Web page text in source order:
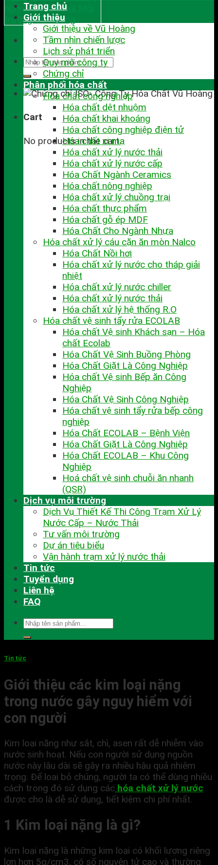
Cart
No products in the cart.
Trang chủ
Giới thiệu
Giới thiệu về Vũ Hoàng
Tầm nhìn chiến lược
Lịch sử phát triển
Quy mô công ty
Chứng chỉ
Phân phối hóa chất
Hóa chất công nghiệp
Hóa chất dệt nhuộm
Hóa chất khai khoáng
Hóa chất công nghiệp điện tử
Hóa chất xi mạ
Hóa chất xử lý nước thải
Hóa chất xử lý nước cấp
Hóa Chất Ngành Ceramics
Hóa chất nông nghiệp
Hóa chất xử lý chuồng trại
Hóa chất thực phẩm
Hóa chất gỗ ép MDF
Hóa Chất Cho Ngành Nhựa
Hóa chất xử lý cáu cặn ăn mòn Nalco
Hóa Chất Nồi hơi
Hóa chất xử lý nước cho tháp giải
nhiệt
Hóa chất xử lý nước chiller
Hóa chất xử lý nước thải
Hóa chất xử lý hệ thống R.O
Hóa chất vệ sinh tẩy rửa ECOLAB
Hóa chất Vệ sinh Khách sạn – Hóa
chất Ecolab
Hóa Chất Vệ Sinh Buồng Phòng
Hóa Chất Giặt Là Công Nghiệp
Hóa chất Vệ sinh Bếp ăn Công
Nghiệp
Hóa Chất Vệ Sinh Công Nghiệp
Hóa chất vệ sinh tẩy rửa bếp công
nghiệp
Hóa Chất ECOLAB – Bệnh Viện
Hóa Chất Giặt Là Công Nghiệp
Hóa Chất ECOLAB – Khu Công
Nghiệp
Hoá chất vệ sinh chuỗi ăn nhanh
(QSR)
Dịch vụ môi trường
Dịch Vụ Thiết Kế Thi Công Trạm Xử Lý
Nước Cấp – Nước Thải
Tư vấn môi trường
Dự án tiêu biểu
Vận hành trạm xử lý nước thải
Tin tức
Tuyển dụng
Liên hệ
FAQ
Tin tức
Giới thiệu các kim loại nặng
trong nước gây nguy hiểm với
con người
Kim loại nặng như sắt, chì, asen rất dễ nhiễm vào
nước sinh hoạt. Nếu con người sử dụng nguồn
nước này lâu dài sẽ gây ra nhiều hậu quả nhiêm
trọng. Để loại bỏ chúng, người ta có thể dùng nhiều
cách trong đó sử dụng các hóa chất xử lý nước
được cho là dễ sử dụng, tiết kiệm chi phí nhất.
1 Kim loại nặng là gì?
Kim loại nặng là những kim loại có khối lượng riêng
lơn hơn 5g/cm3, có số nguyên tử cao và thường